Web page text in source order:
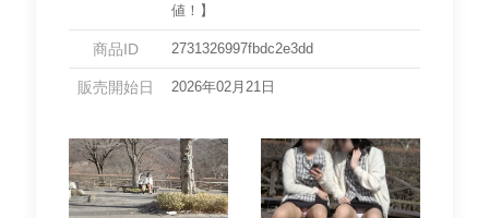
値！】
商品ID 2731326997fbdc2e3dd
販売開始日 2026年02月21日